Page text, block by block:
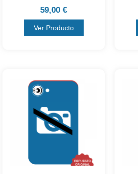
59,00 €
Ver Producto